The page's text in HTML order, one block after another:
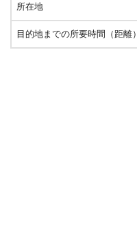
所在地
目的地までの所要時間（距離）